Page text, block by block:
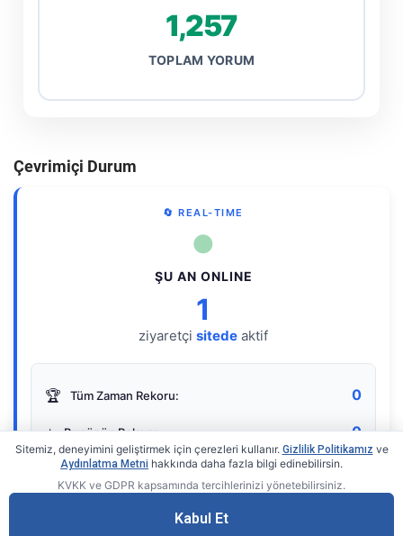
1,257
TOPLAM YORUM
Çevrimiçi Durum
🔄 REAL-TIME
●
ŞU AN ONLINE
1
ziyaretçi sitede aktif
🏆 Tüm Zaman Rekoru: 0
⭐ Bugünün Rekoru: 0
Gerçek zamanlı sayaç
Sitemiz, deneyimini geliştirmek için çerezleri kullanır. Gizlilik Politikamız ve
Aydınlatma Metni hakkında daha fazla bilgi edinebilirsin.
KVKK ve GDPR kapsamında tercihlerinizi yönetebilirsiniz.
Kabul Et